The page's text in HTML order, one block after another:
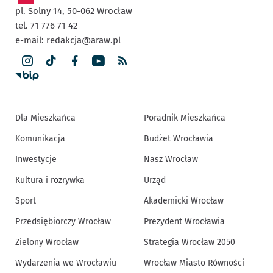
pl. Solny 14, 50-062 Wrocław
tel. 71 776 71 42
e-mail: redakcja@araw.pl
Dla Mieszkańca
Komunikacja
Inwestycje
Kultura i rozrywka
Sport
Przedsiębiorczy Wrocław
Zielony Wrocław
Wydarzenia we Wrocławiu
Poradnik Mieszkańca
Budżet Wrocławia
Nasz Wrocław
Urząd
Akademicki Wrocław
Prezydent Wrocławia
Strategia Wrocław 2050
Wrocław Miasto Równości